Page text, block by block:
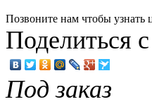
Позвоните нам чтобы узнать
Поделиться
Под заказ